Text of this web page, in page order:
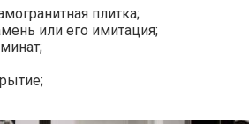
плитка;
или его имитация;